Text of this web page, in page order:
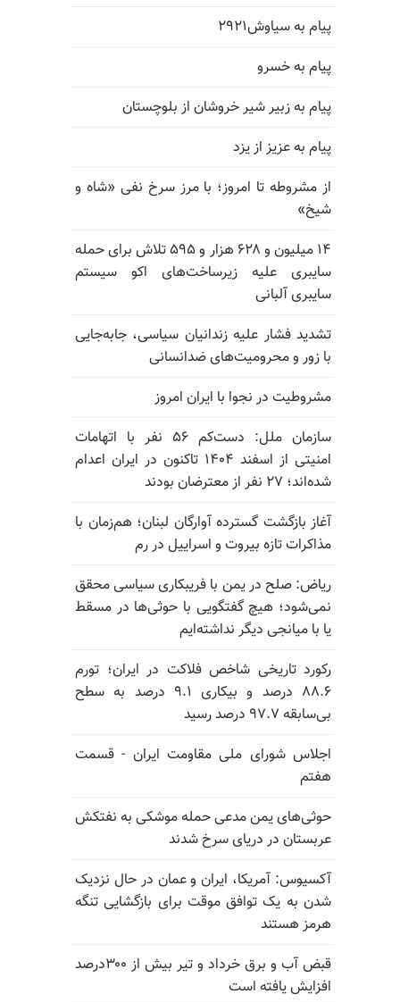
پیام به سیاوش۲۹۲۱
پیام به خسرو
پیام به زبیر شیر خروشان از بلوچستان
پیام به عزیز از یزد
از مشروطه تا امروز؛ با مرز سرخ نفی «شاه و
شیخ»
۱۴ میلیون و ۶۲۸ هزار و ۵۹۵ تلاش برای حمله
سایبری علیه زیرساخت‌های اکو سیستم
سایبری آلبانی
تشدید فشار علیه زندانیان سیاسی، جابه‌جایی
با زور و محرومیت‌های ضدانسانی
مشروطیت در نجوا با ایران امروز
سازمان ملل: دست‌کم ۵۶ نفر با اتهامات
امنیتی از اسفند ۱۴۰۴ تاکنون در ایران اعدام
شده‌اند؛ ۲۷ نفر از معترضان بودند
آغاز بازگشت گسترده آوارگان لبنان؛ هم‌زمان با
مذاکرات تازه بیروت و اسراییل در رم
ریاض: صلح در یمن با فریبکاری سیاسی محقق
نمی‌شود؛ هیچ گفتگویی با حوثی‌ها در مسقط
یا با میانجی دیگر نداشته‌ایم
رکورد تاریخی شاخص فلاکت در ایران؛ تورم
۸۸.۶ درصد و بیکاری ۹.۱ درصد به سطح
بی‌سابقه ۹۷.۷ درصد رسید
اجلاس شورای ملی مقاومت ایران - قسمت
هفتم
حوثی‌های یمن مدعی حمله موشکی به نفتکش
عربستان در دریای سرخ شدند
آکسیوس: آمریکا، ایران و عمان در حال نزدیک
شدن به یک توافق موقت برای بازگشایی تنگه
هرمز هستند
قبض آب و برق خرداد و تیر بیش از ۳۰۰درصد
افزایش یافته است